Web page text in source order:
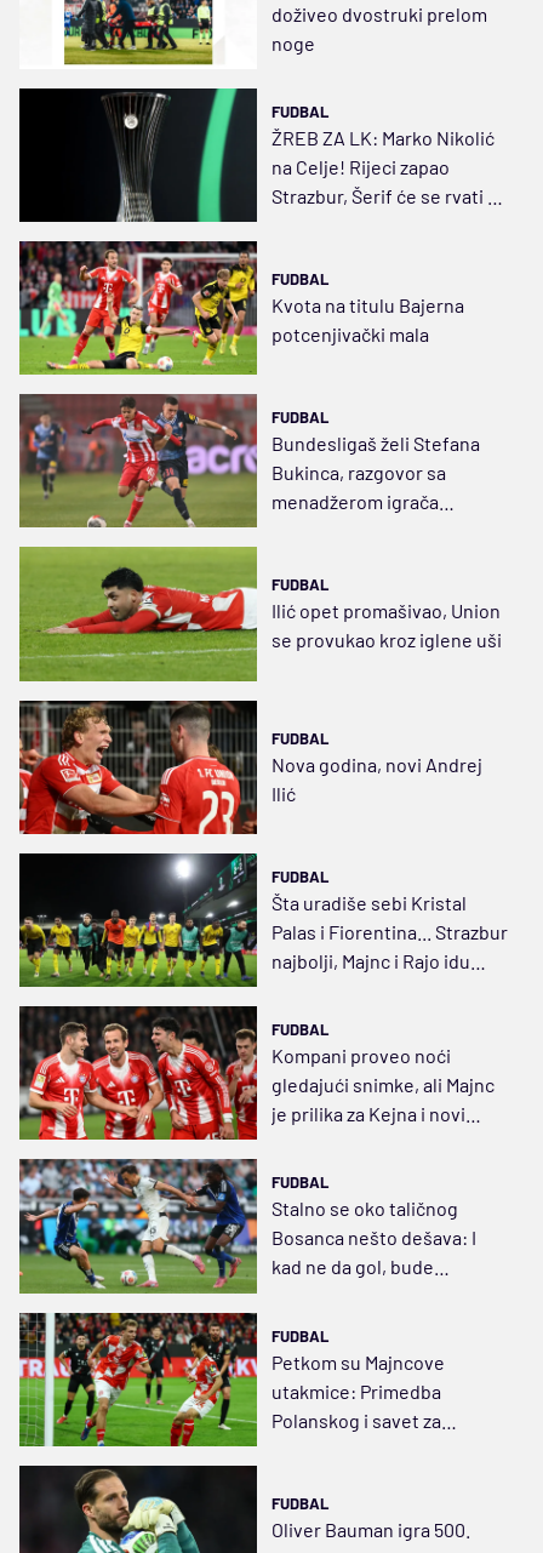
doživeo dvostruki prelom
noge
FUDBAL
ŽREB ZA LK: Marko Nikolić
na Celje! Rijeci zapao
Strazbur, Šerif će se rvati u
FUDBAL
Kvota na titulu Bajerna
potcenjivački mala
FUDBAL
Bundesligaš želi Stefana
Bukinca, razgovor sa
menadžerom igrača
FUDBAL
Ilić opet promašivao, Union
se provukao kroz iglene uši
FUDBAL
Nova godina, novi Andrej
Ilić
FUDBAL
Šta uradiše sebi Kristal
Palas i Fiorentina... Strazbur
najbolji, Majnc i Rajo idu
FUDBAL
Kompani proveo noći
gledajući snimke, ali Majnc
je prilika za Kejna i novi
FUDBAL
Stalno se oko taličnog
Bosanca nešto dešava: I
kad ne da gol, bude
FUDBAL
Petkom su Majncove
utakmice: Primedba
Polanskog i savet za
FUDBAL
Oliver Bauman igra 500.